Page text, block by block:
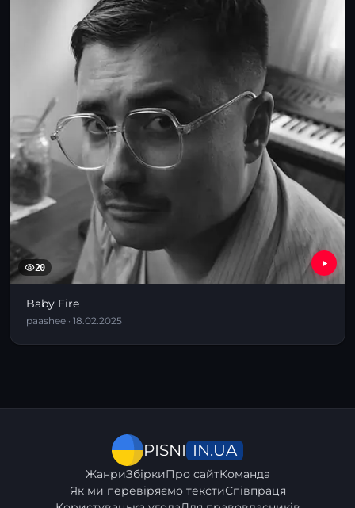
20
Baby Fire
paashee · 18.02.2025
PISNI IN.UA
ЖанриЗбіркиПро сайтКоманда
Як ми перевіряємо текстиСпівпраця